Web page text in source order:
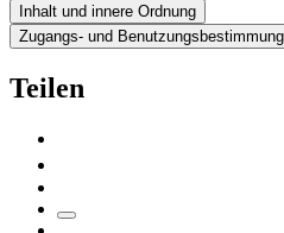
Inhalt und innere Ordnung
Zugangs- und
Teilen